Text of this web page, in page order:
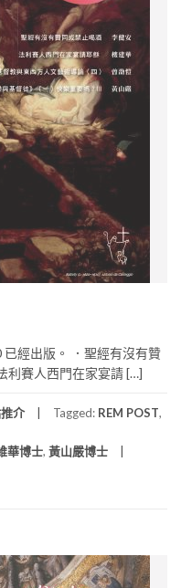
經出版。 ．聖經有沒有贊
利賽人西門在家宴請 […]
介 Tagged: REM POST,
華博士, 黃山嚴博士